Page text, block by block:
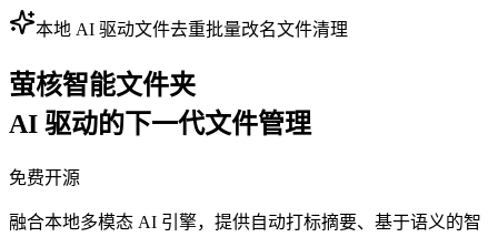
本地 AI 驱动文件去重批量改名文件清理
萤核智能文件夹
AI 驱动的下一代文件管理
免费开源
融合本地多模态 AI 引擎，提供自动打标摘要、基于语义的智